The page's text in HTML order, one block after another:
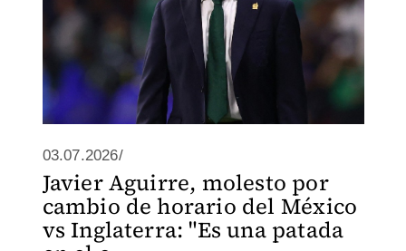
03.07.2026/
Javier Aguirre, molesto por
cambio de horario del México
vs Inglaterra: "Es una patada